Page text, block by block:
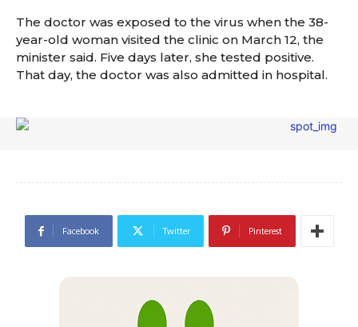
The doctor was exposed to the virus when the 38-
year-old woman visited the clinic on March 12, the
minister said. Five days later, she tested positive.
That day, the doctor was also admitted in hospital.
Facebook Twitter Pinterest